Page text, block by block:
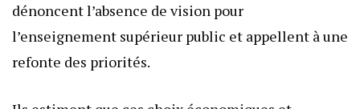
dénoncent l’absence de vision pour
l’enseignement supérieur public et appellent à une
refonte des priorités.